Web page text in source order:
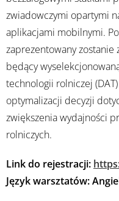
zwiadowczymi opartymi
aplikacjami mobilnymi.
zaprezentowany zostanie
będący
technologii rolniczej
optymalizacji decyzji
zwiększenia wydajności
rolniczych.
Link do rejestracji:
Język warsztatów: